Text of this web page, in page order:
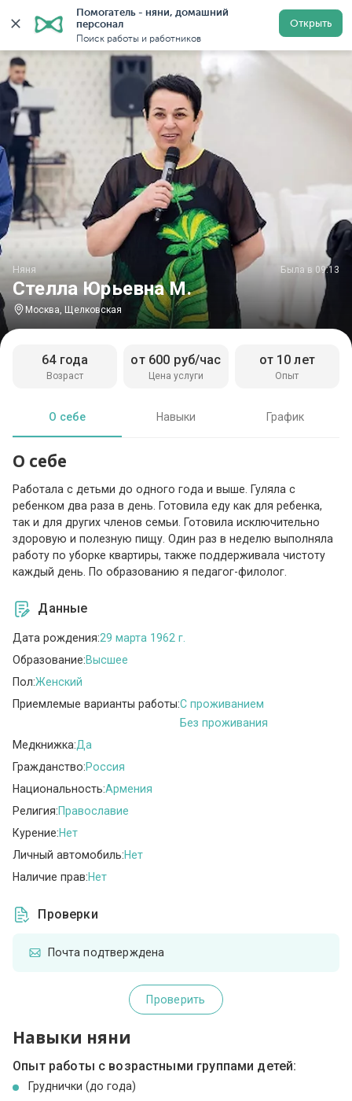
Помогатель - няни, домашний
персонал
Поиск работы и работников
Открыть
Главная Няни Няни в Москве Няни у метро
Стелла Юрьевна М.
Няня Была в 09:13
Москва, Щелковская
Возраст
64 года
Цена услуги
от 600 руб/час
Опыт
от 10 лет
О себе Навыки График
О себе
Работала с детьми до одного года и выше. Гуляла с
ребенком два раза в день. Готовила еду как для ребенка,
так и для других членов семьи. Готовила исключительно
здоровую и полезную пищу. Один раз в неделю выполняла
работу по уборке квартиры, также поддерживала чистоту
каждый день. По образованию я педагог-филолог.
Данные
Дата рождения:29 марта 1962 г.
Образование:Высшее
Пол:Женский
Приемлемые варианты работы:C проживанием
Без проживания
Медкнижка:Да
Гражданство:Россия
Национальность:Армения
Религия:Православие
Курение:Нет
Личный автомобиль:Нет
Наличие прав:Нет
Проверки
Почта подтверждена
Проверить
Навыки няни
Опыт работы с возрастными группами детей:
Груднички (до года)